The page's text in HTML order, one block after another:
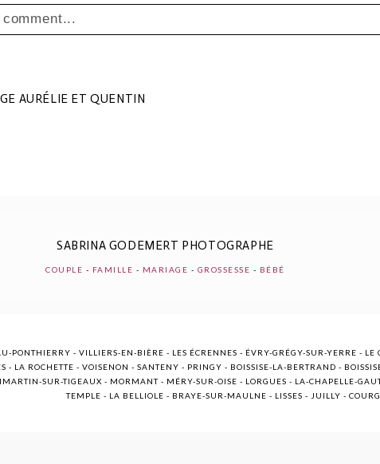
AURÉLIE ET QUENTIN
SABRINA GODEMERT PHOTOGRAPHE
COUPLE - FAMILLE - MARIAGE - GROSSESSE - BÉBÉ
PONTHIERRY - VILLIERS-EN-BIÈRE - LES ÉCRENNES - ÉVRY-GRÉGY-SUR-YERRE -
- LA ROCHETTE - VOISENON - SANTENY - PRINGY - BOISSISE-LA-BERTRAND -
SUR-TIGEAUX - MORMANT - MÉRY-SUR-OISE - LORGUES - LA-CHAPELLE-
TEMPLE - LA BELLIOLE - BRAYE-SUR-MAULNE - LISSES - JUILLY -